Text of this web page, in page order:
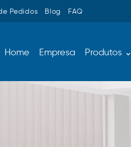
Pedidos Blog FAQ
Home Empresa Produtos ⌄